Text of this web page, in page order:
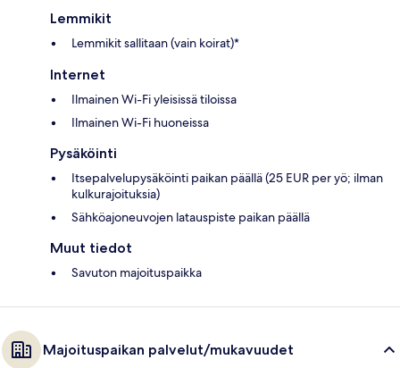
Lemmikit
Lemmikit sallitaan (vain koirat)*
Internet
Ilmainen Wi-Fi yleisissä tiloissa
Ilmainen Wi-Fi huoneissa
Pysäköinti
Itsepalvelupysäköinti paikan päällä (25 EUR per yö; ilman
kulkurajoituksia)
Sähköajoneuvojen latauspiste paikan päällä
Muut tiedot
Savuton majoituspaikka
Majoituspaikan palvelut/mukavuudet